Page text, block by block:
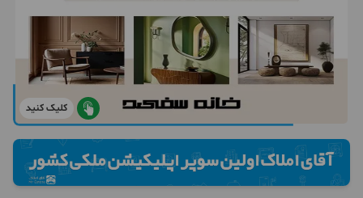
کلیک کنید